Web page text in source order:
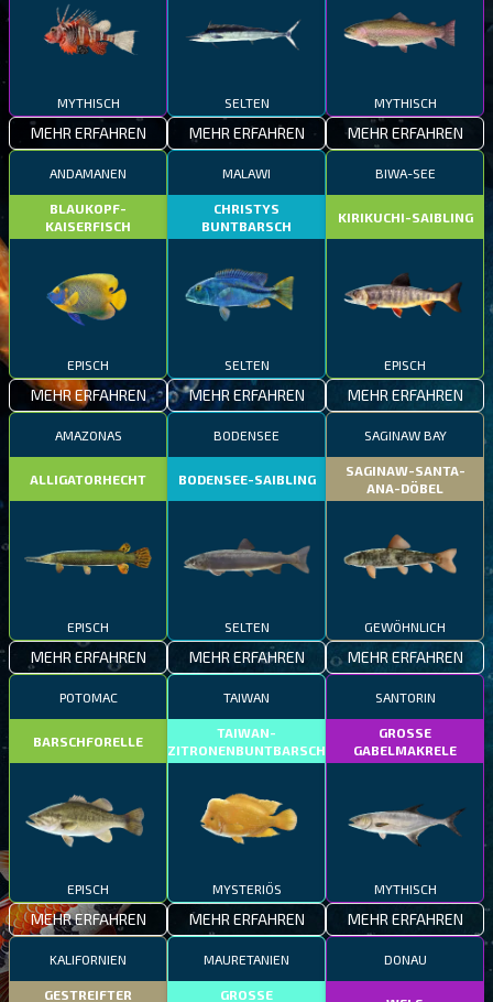
MYTHISCH
MEHR ERFAHREN
SELTEN
MEHR ERFAHREN
MYTHISCH
MEHR ERFAHREN
ANDAMANEN
BLAUKOPF-
KAISERFISCH
EPISCH
MEHR ERFAHREN
MALAWI
CHRISTYS
BUNTBARSCH
SELTEN
MEHR ERFAHREN
BIWA-SEE
KIRIKUCHI-SAIBLING
EPISCH
MEHR ERFAHREN
AMAZONAS
ALLIGATORHECHT
EPISCH
MEHR ERFAHREN
BODENSEE
BODENSEE-SAIBLING
SELTEN
MEHR ERFAHREN
SAGINAW BAY
SAGINAW-SANTA-
ANA-DÖBEL
GEWÖHNLICH
MEHR ERFAHREN
POTOMAC
BARSCHFORELLE
EPISCH
MEHR ERFAHREN
TAIWAN
TAIWAN-
ZITRONENBUNTBARSCH
MYSTERIÖS
MEHR ERFAHREN
SANTORIN
GROSSE
GABELMAKRELE
MYTHISCH
MEHR ERFAHREN
KALIFORNIEN
GESTREIFTER
MAURETANIEN
GROSSE
DONAU